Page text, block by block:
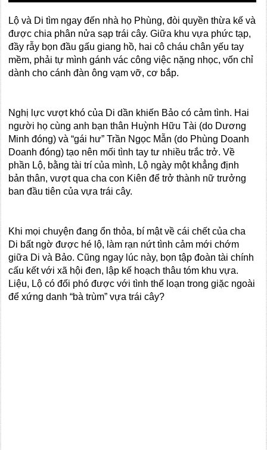
Lộ và Di tìm ngay đến nhà họ Phùng, đòi quyền thừa kế và
được chia phân nửa sạp trái cây. Giữa khu vựa phức tạp,
đầy rẫy bọn đầu gấu giang hồ, hai cô cháu chân yếu tay
mềm, phải tự mình gánh vác công việc nặng nhọc, vốn chỉ
dành cho cánh đàn ông vạm vỡ, cơ bắp.
Nghị lực vượt khó của Di dần khiến Bảo có cảm tình. Hai
người họ cùng anh bạn thân Huỳnh Hữu Tài (do Dương
Minh đóng) và “gái hư” Trần Ngọc Mẫn (do Phùng Doanh
Doanh đóng) tạo nên mối tình tay tư nhiều trắc trở. Về
phần Lộ, bằng tài trí của mình, Lộ ngày một khẳng định
bản thân, vượt qua cha con Kiên để trở thành nữ trưởng
ban đầu tiên của vựa trái cây.
Khi mọi chuyện đang ổn thỏa, bí mật về cái chết của cha
Di bất ngờ được hé lộ, làm rạn nứt tình cảm mới chớm
giữa Di và Bảo. Cũng ngay lúc này, bọn tập đoàn tài chính
cấu kết với xã hội đen, lập kế hoạch thâu tóm khu vựa.
Liệu, Lộ có đối phó được với tình thế loạn trong giặc ngoài
để xứng danh “bà trùm” vựa trái cây?